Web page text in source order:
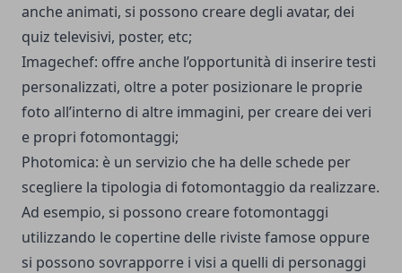
anche animati, si possono creare degli avatar, dei
quiz televisivi, poster, etc;
Imagechef: offre anche l’opportunità di inserire testi
personalizzati, oltre a poter posizionare le proprie
foto all’interno di altre immagini, per creare dei veri
e propri fotomontaggi;
Photomica: è un servizio che ha delle schede per
scegliere la tipologia di fotomontaggio da realizzare.
Ad esempio, si possono creare fotomontaggi
utilizzando le copertine delle riviste famose oppure
si possono sovrapporre i visi a quelli di personaggi